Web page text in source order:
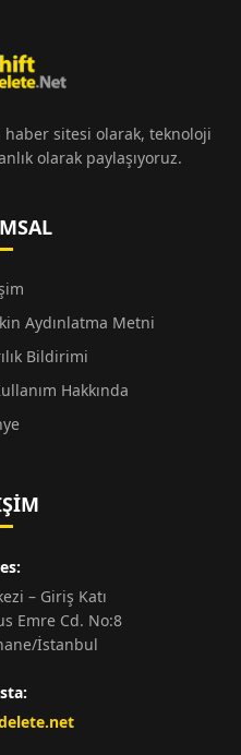
sitesi olarak, teknoloji
olarak paylaşıyoruz.
Aydınlatma Metni
Bildirimi
Hakkında
– Giriş Katı
Emre Cd. No:8
İstanbul